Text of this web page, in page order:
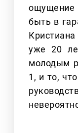
быть в
уже 20
молодым
1, и то,